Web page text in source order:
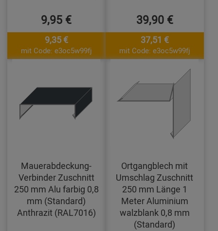
9,95 €
9,35 €
mit Code: e3oc5w99fj
39,90 €
37,51 €
mit Code: e3oc5w99fj
Mauerabdeckung-
Verbinder Zuschnitt
250 mm Alu farbig 0,8
mm (Standard)
Anthrazit (RAL7016)
Ortgangblech mit
Umschlag Zuschnitt
250 mm Länge 1
Meter Aluminium
walzblank 0,8 mm
(Standard)